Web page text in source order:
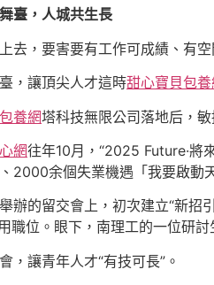
臺，人城共生長
去，要害要有工作可成績、有
，讓頂尖人才這時甜心寶貝包養
包養網塔科技無限公司落地后，
網往年10月，“2025 Future·將
2000余個失業機遇「我要啟動
辦的留交會上，初次建立“新招
職位。眼下，南理工的一位研
，讓青年人才“有技可長”。